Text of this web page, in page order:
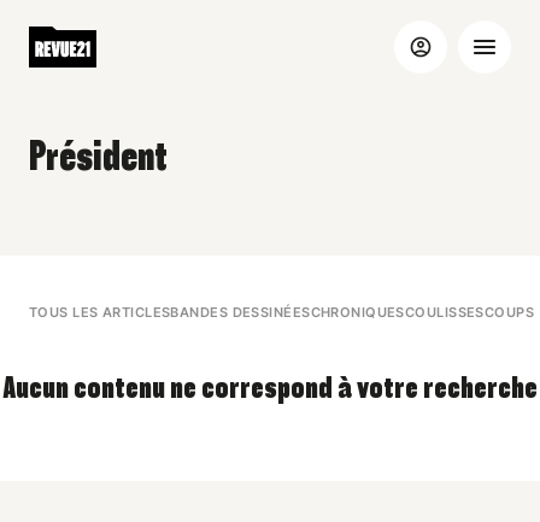
Président
TOUS LES ARTICLESBANDES DESSINÉESCHRONIQUESCOULISSESCOUPS
Aucun contenu ne correspond à votre recherche